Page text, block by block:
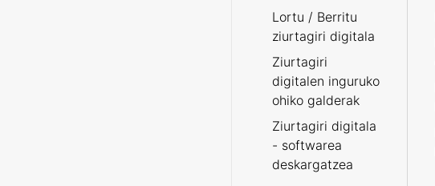
Lortu / Berritu
ziurtagiri digitala
Ziurtagiri
digitalen inguruko
ohiko galderak
Ziurtagiri digitala
- softwarea
deskargatzea